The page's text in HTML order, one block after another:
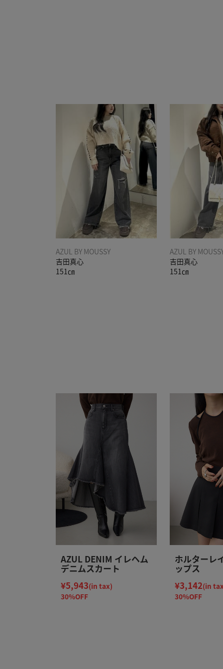
AZUL BY MOUSSY
吉田真心
151㎝
AZUL BY
吉田真心
151㎝
AZUL DENIM イレヘム
デニムスカート
¥5,943(in tax)
30%OFF
ホルターレ
ップス
¥3,142(in
30%OFF